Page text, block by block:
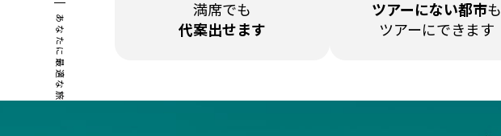
あなたに最適な旅行を！
満席でも
代案出せます
ツアーにない都市も
ツアーにできます